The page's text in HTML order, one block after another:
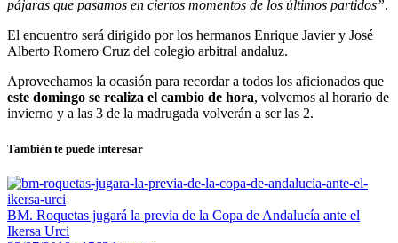
pájaras que pasamos en ciertos momentos de los últimos partidos”.
El encuentro será dirigido por los hermanos Enrique Javier y José
Alberto Romero Cruz del colegio arbitral andaluz.
Aprovechamos la ocasión para recordar a todos los aficionados que
este domingo se realiza el cambio de hora, volvemos al horario de
invierno y a las 3 de la madrugada volverán a ser las 2.
También te puede interesar
BM. Roquetas jugará la previa de la Copa de Andalucía ante el
Ikersa Urci